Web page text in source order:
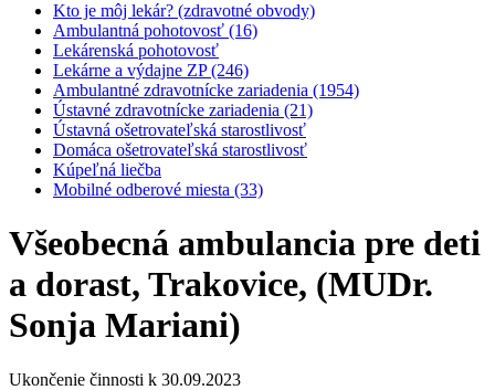
Kto je môj lekár? (zdravotné obvody)
Ambulantná pohotovosť (16)
Lekárenská pohotovosť
Lekárne a výdajne ZP (246)
Ambulantné zdravotnícke zariadenia (1954)
Ústavné zdravotnícke zariadenia (21)
Ústavná ošetrovateľská starostlivosť
Domáca ošetrovateľská starostlivosť
Kúpeľná liečba
Mobilné odberové miesta (33)
Všeobecná ambulancia pre deti
a dorast, Trakovice, (MUDr.
Sonja Mariani)
Ukončenie činnosti k 30.09.2023